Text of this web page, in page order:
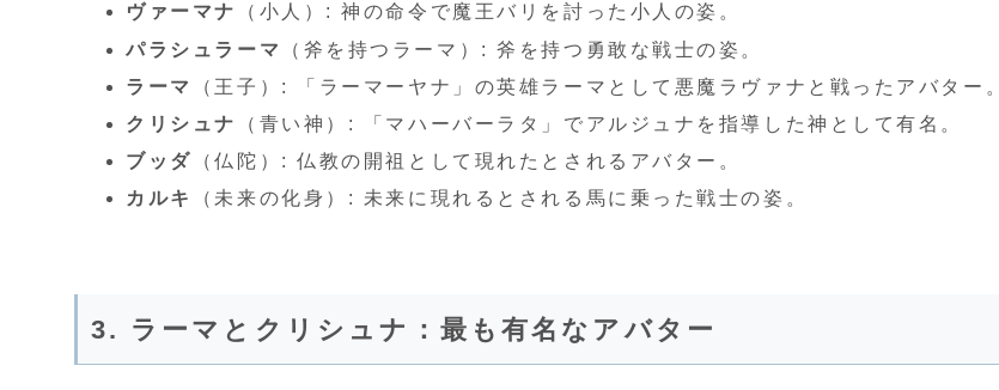
ヴァーマナ
（小人）: 神の命令で魔王バリを討った小人の姿。
パラシュラーマ
（斧を持つラーマ）: 斧を持つ勇敢な戦士の姿。
ラーマ
（王子）: 「ラーマーヤナ」の英雄ラーマとして悪魔ラヴァナと戦ったアバター。
クリシュナ
（青い神）: 「マハーバーラタ」でアルジュナを指導した神として有名。
ブッダ
（仏陀）: 仏教の開祖として現れたとされるアバター。
カルキ
（未来の化身）: 未来に現れるとされる馬に乗った戦士の姿。
3. ラーマとクリシュナ：最も有名なアバター